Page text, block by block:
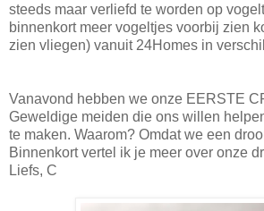
steeds maar verliefd te worden op
binnenkort meer vogeltjes voorbij zien
zien vliegen) vanuit 24Homes in
Vanavond hebben we onze EERSTE
Geweldige meiden die ons willen
te maken. Waarom? Omdat we een
Binnenkort vertel ik je meer over onze
Liefs, C